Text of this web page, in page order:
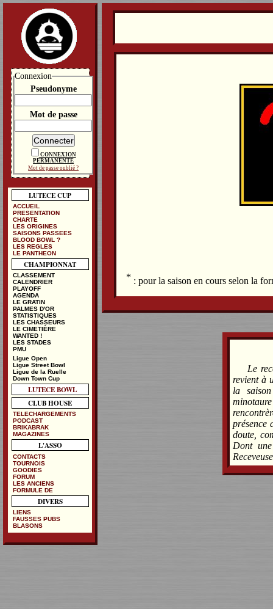
* : pour la saison en cours selon la
Le
revient à
la
présence
doute,
Dont
Connexion
Pseudonyme
Mot de passe
CONNEXION
PERMANENTE
Mot de passe oublié ?
LUTECE CUP
ACCUEIL
PRESENTATION
CHARTE
LES ORIGINES
SAISONS PASSEES
BLOOD BOWL ?
LES REGLES
LE PANTHEON
CHAMPIONNAT
CLASSEMENT
CALENDRIER
PLAYOFF
AGENDA
LE GRATIN
PALMES D'OR
STATISTIQUES
LES CHASSEURS
LE CIMETIÈRE
WANTED !
LES STADES
PMU
Ligue Open
Ligue Street Bowl
Ligue de la Ruelle
Down Town Cup
LUTECE BOWL
CLUB HOUSE
TELECHARGEMENTS
PODCAST
BRIKABRAK
MAGAZINES
L'ASSO
CONTACTS
TOURNOIS
GOODIES
FORUM
LES ANCIENS
FORMULE DE
DIVERS
LIENS
FAUSSES PUBS
BLASONS